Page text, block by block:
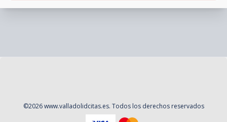
©2026 www.valladolidcitas.es. Todos los derechos reservados